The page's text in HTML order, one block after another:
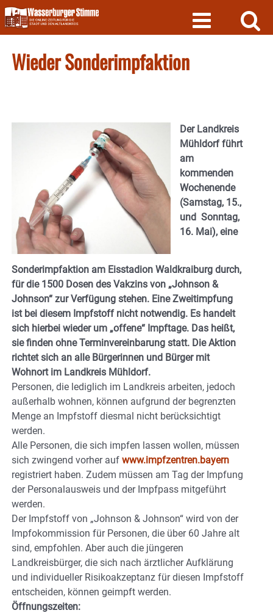
Skip
to
content
Wieder Sonderimpfaktion
Der Landkreis
Mühldorf führt
am
kommenden
Wochenende
(Samstag, 15.,
und Sonntag,
16. Mai), eine
Sonderimpfaktion am Eisstadion Waldkraiburg durch,
für die 1500 Dosen des Vakzins von „Johnson &
Johnson“ zur Verfügung stehen. Eine Zweitimpfung
ist bei diesem Impfstoff nicht notwendig. Es handelt
sich hierbei wieder um „offene“ Impftage. Das heißt,
sie finden ohne Terminvereinbarung statt. Die Aktion
richtet sich an alle Bürgerinnen und Bürger mit
Wohnort im Landkreis Mühldorf.
Personen, die lediglich im Landkreis arbeiten, jedoch
außerhalb wohnen, können aufgrund der begrenzten
Menge an Impfstoff diesmal nicht berücksichtigt
werden.
Alle Personen, die sich impfen lassen wollen, müssen
sich zwingend vorher auf www.impfzentren.bayern
registriert haben. Zudem müssen am Tag der Impfung
der Personalausweis und der Impfpass mitgeführt
werden.
Der Impfstoff von „Johnson & Johnson“ wird von der
Impfokommission für Personen, die über 60 Jahre alt
sind, empfohlen. Aber auch die jüngeren
Landkreisbürger, die sich nach ärztlicher Aufklärung
und individueller Risikoakzeptanz für diesen Impfstoff
entscheiden, können geimpft werden.
Öffnungszeiten: